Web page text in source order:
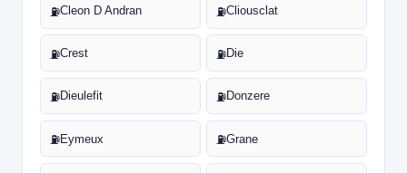
⛽Cleon D Andran ⛽Cliousclat
⛽Crest ⛽Die
⛽Dieulefit ⛽Donzere
⛽Eymeux ⛽Grane